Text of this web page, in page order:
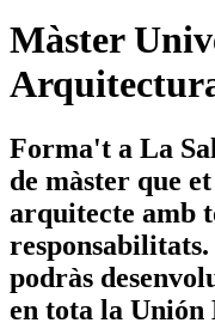
Màster
Forma't a La
de màster que
arquitecte amb
podràs
en tota la Unión